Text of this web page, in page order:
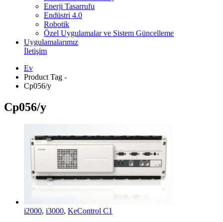
Enerji Tasarrufu
Endüstri 4.0
Robotik
Özel Uygulamalar ve Sistem Güncelleme
Uygulamalarımız
İletişim
Ev
Product Tag -
Cp056/y
Cp056/y
i2000, i3000, KeControl C1